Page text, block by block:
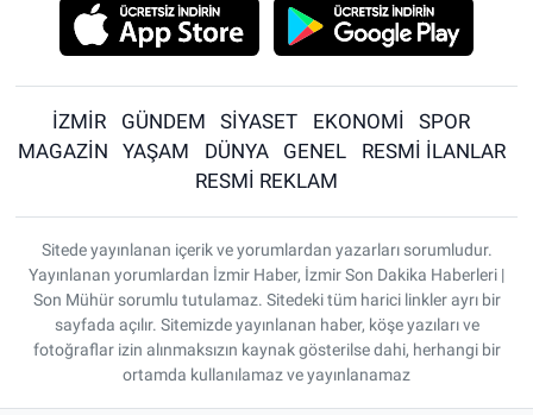
İZMİR GÜNDEM SİYASET EKONOMİ
SPOR
MAGAZİN
YAŞAM DÜNYA GENEL
RESMİ İLANLAR
RESMİ REKLAM
Sitede yayınlanan içerik ve yorumlardan yazarları sorumludur.
Yayınlanan yorumlardan İzmir Haber, İzmir Son Dakika Haberleri |
Son Mühür sorumlu tutulamaz. Sitedeki tüm harici linkler ayrı bir
sayfada açılır. Sitemizde yayınlanan haber, köşe yazıları ve
fotoğraflar izin alınmaksızın kaynak gösterilse dahi, herhangi bir
ortamda kullanılamaz ve yayınlanamaz